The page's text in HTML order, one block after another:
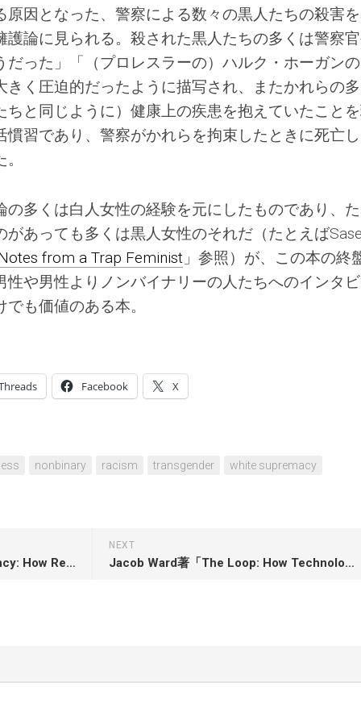
因となった、警察による数々の黒人たちの殺害
論に見られる。殺された黒人たちの多くは警察
った」「（プロレスラーの）ハルク・ホーガン
く圧迫的だったように描写され、またかれらの
と同じように）健康上の疾患を抱えていたこと
習であり、警察がかれらを拘束したときに死亡
多くは白人女性の経験を元にしたものであり、
あっても多くは黒人女性のそれだ（たとえば
from a Trap Feminist 」参照）が、この本の終
や男性よりノンバイナリーの人たちへのインタ
も価値のある本。
Facebook X
nonbinary racism transgender white supremacy
NEXT
Jacob Ward著「The Loop: How Technology is Creating a World Without Choices and How to Fight Back」
Jeremy W. Peters著「Insurgency: How Republicans Lost Their Party and Got Everything They Ever Wanted」